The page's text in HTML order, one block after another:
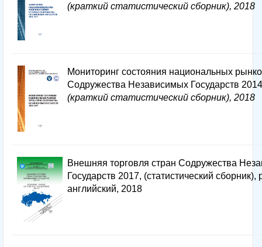
(краткий статистический сборник), 2018
Мониторинг состояния национальных
Содружества Независимых Государств
(краткий статистический сборник), 2018
Внешняя торговля стран Содружества
Государств 2017, (статистический сборник),
английский, 2018